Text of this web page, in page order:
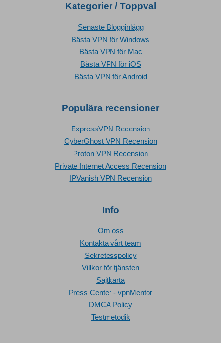
Kategorier / Toppval
Senaste Blogginlägg
Bästa VPN för Windows
Bästa VPN för Mac
Bästa VPN för iOS
Bästa VPN för Android
Populära recensioner
ExpressVPN Recension
CyberGhost VPN Recension
Proton VPN Recension
Private Internet Access Recension
IPVanish VPN Recension
Info
Om oss
Kontakta vårt team
Sekretesspolicy
Villkor för tjänsten
Sajtkarta
Press Center - vpnMentor
DMCA Policy
Testmetodik